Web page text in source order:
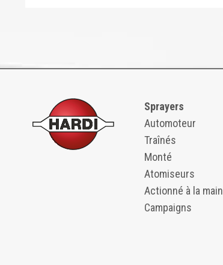
Sprayers
Automoteur
Traînés
Monté
Atomiseurs
Actionné à la main
Campaigns